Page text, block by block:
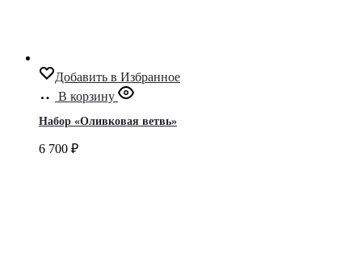
Добавить в Избранное
В корзину
Набор «Оливковая ветвь»
6 700 ₽